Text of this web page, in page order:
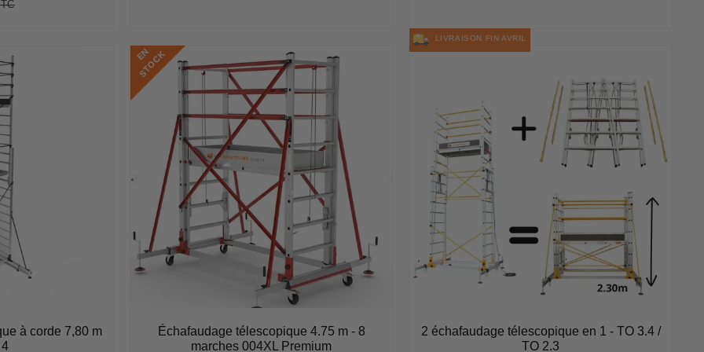
à corde 7,80 m
E
N
S
T
O
C
K
Échafaudage télescopique 4.75 m - 8
marches 004XL Premium
LIVRAISON FIN AVRIL
2 échafaudage télescopique en 1 - TO 3.4 /
TO 2.3